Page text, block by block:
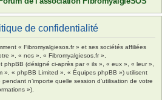
de confidentialité
« Fibromyalgiesos.fr » et ses sociétés affiliées
», « nos », « Fibromyalgiesos.fr »,
phpBB (désigné ci-après par « ils », « eux », « leur »,
», « phpBB Limited », « Équipes phpBB ») utilisent
n’importe quelle session d’utilisation de votre
»).